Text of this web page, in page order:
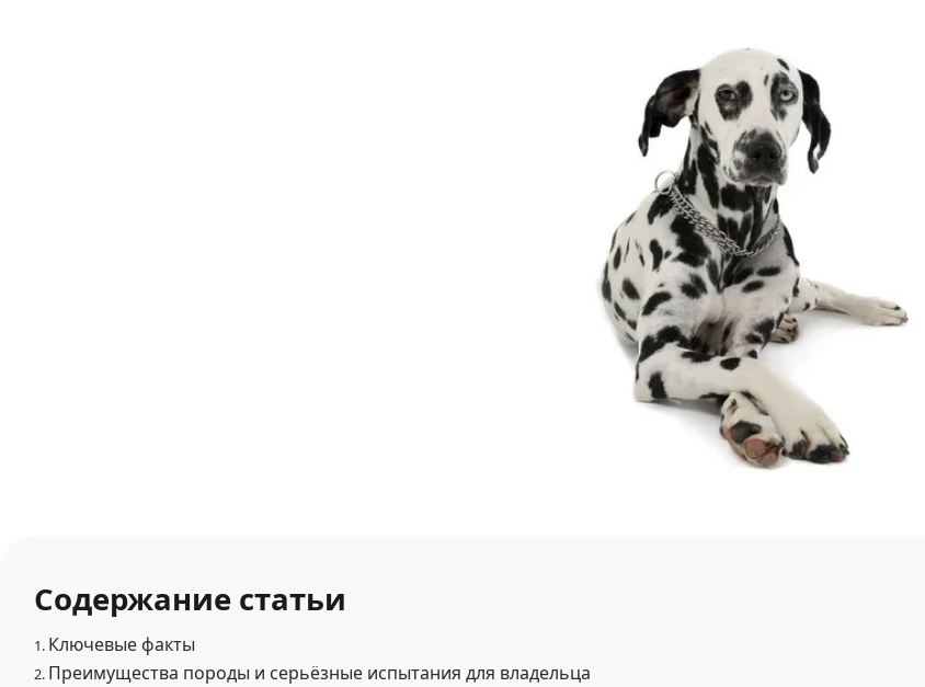
Содержание статьи
1. Ключевые факты
2. Преимущества породы и серьёзные испытания для владельца